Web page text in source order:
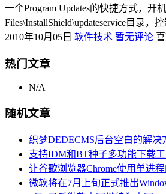
一个Program Updates的快捷方式，开
Files\InstallShield\updateservice目录，
2010年10月05日 软件技术 暂无评论
热门文章
N/A
随机文章
织梦DEDECMS后台空白的解决
支持IDM和BT种子多功能下载
让谷歌浏览器Chrome使用单进
微软将在7月上旬正式推出